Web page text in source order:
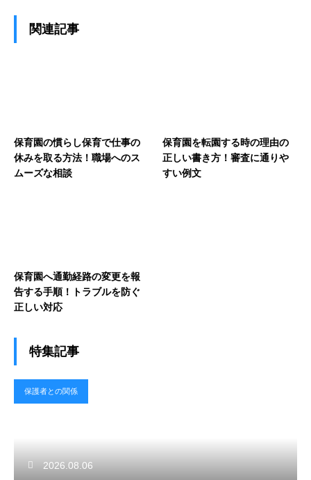
関連記事
保育園の慣らし保育で仕事の
休みを取る方法！職場へのス
ムーズな相談
保育園を転園する時の理由の
正しい書き方！審査に通りや
すい例文
保育園へ通勤経路の変更を報
告する手順！トラブルを防ぐ
正しい対応
特集記事
保護者との関係
2026.08.06